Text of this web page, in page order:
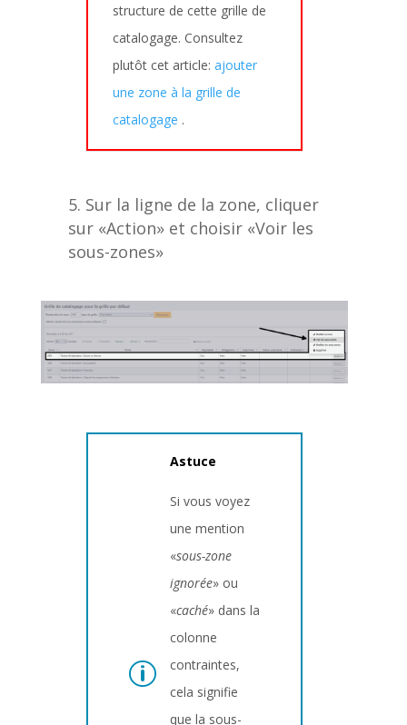
structure de cette grille de
catalogage. Consultez
plutôt cet article: ajouter
une zone à la grille de
catalogage .
Sur la ligne de la zone, cliquer
sur «Action» et choisir «Voir les
sous-zones»
Astuce
Si vous voyez
une mention
«sous-zone
ignorée» ou
«caché» dans la
colonne
contraintes,
cela signifie
que la sous-